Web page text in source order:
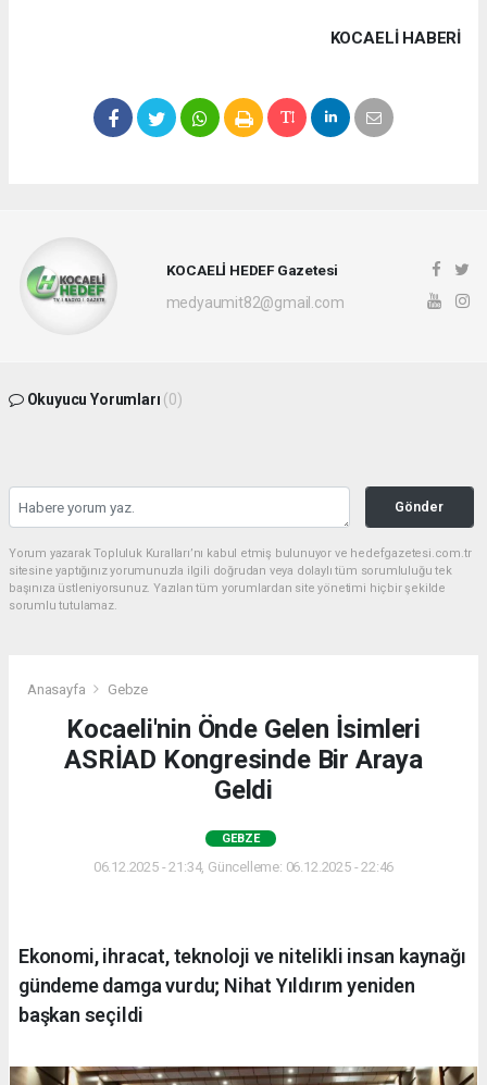
KOCAELI HABERİ
KOCAELİ HEDEF Gazetesi
medyaumit82@gmail.com
Okuyucu Yorumları (0)
Gönder
Yorum yazarak Topluluk Kuralları’nı kabul etmiş bulunuyor ve hedefgazetesi.com.tr
sitesine yaptığınız yorumunuzla ilgili doğrudan veya dolaylı tüm sorumluluğu tek
başınıza üstleniyorsunuz. Yazılan tüm yorumlardan site yönetimi hiçbir şekilde
sorumlu tutulamaz.
Anasayfa Gebze
Kocaeli'nin Önde Gelen İsimleri
ASRİAD Kongresinde Bir Araya
Geldi
GEBZE
06.12.2025 - 21:34, Güncelleme: 06.12.2025 - 22:46
Ekonomi, ihracat, teknoloji ve nitelikli insan kaynağı
gündeme damga vurdu; Nihat Yıldırım yeniden
başkan seçildi